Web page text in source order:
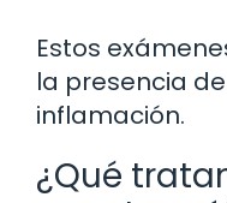
Estos
la presencia
inflamación.
¿Qué